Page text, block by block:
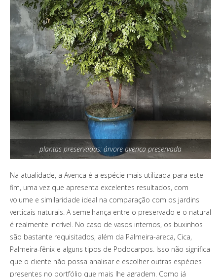
plantas preservadas: árvore avenca preservada
Na atualidade, a Avenca é a espécie mais utilizada para este
fim, uma vez que apresenta excelentes resultados, com
volume e similaridade ideal na comparação com os jardins
verticais naturais. A semelhança entre o preservado e o natural
é realmente incrível. No caso de vasos internos, os buxinhos
são bastante requisitados, além da Palmeira-areca, Cica,
Palmeira-fênix e alguns tipos de Podocarpos. Isso não significa
que o cliente não possa analisar e escolher outras espécies
presentes no portfólio que mais lhe agradem. Como já